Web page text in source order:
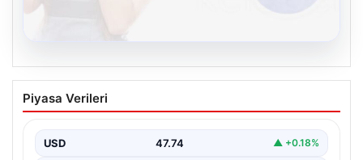
Kelebek.Org İle Sanal İletişimin Seviyeli
Adresi Ve Muhabbet Deneyimi
oluşturması kritik bir hassasiyet taşımaktadır. Halen
çeşitli…
Piyasa Verileri
USD 47.74 ▲ +0.18%